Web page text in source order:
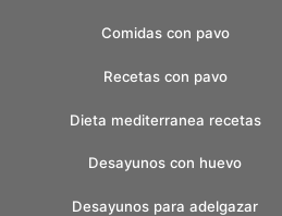
Comidas con pavo
Recetas con pavo
Dieta mediterranea recetas
Desayunos con huevo
Desayunos para adelgazar